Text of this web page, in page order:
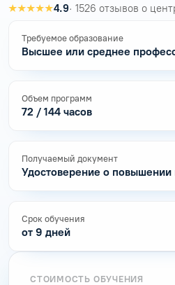
★★★★★4.9· 1526 отзывов о
Требуемое образование
Высшее или среднее
Объем программ
72 / 144 часов
Получаемый документ
Удостоверение о повышении
Срок обучения
от 9 дней
СТОИМОСТЬ ОБУЧЕНИЯ